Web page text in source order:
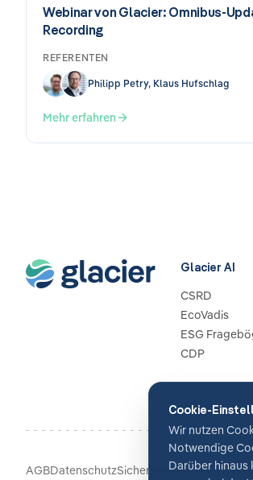
Webinar von Glacier: Omnibus-
Recording
REFERENTEN
Philipp Petry, Klaus Hufschlag
Mehr erfahren
Glacier AI
CSRD
EcoVadis
ESG
CDP
AGBDatenschutzSicherheit Impressum
Cookie-
Wir nutzen
Notwendige
Darüber hinaus